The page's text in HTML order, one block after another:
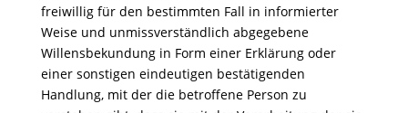
freiwillig für den bestimmten Fall in informierter
Weise und unmissverständlich abgegebene
Willensbekundung in Form einer Erklärung oder
einer sonstigen eindeutigen bestätigenden
Handlung, mit der die betroffene Person zu